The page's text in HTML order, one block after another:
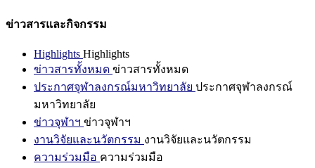
ข่าวสารและกิจกรรม
Highlights Highlights
ข่าวสารทั้งหมด ข่าวสารทั้งหมด
ประกาศจุฬาลงกรณ์มหาวิทยาลัย ประกาศจุฬาลงกรณ์
มหาวิทยาลัย
ข่าวจุฬาฯ ข่าวจุฬาฯ
งานวิจัยและนวัตกรรม งานวิจัยและนวัตกรรม
ความร่วมมือ ความร่วมมือ